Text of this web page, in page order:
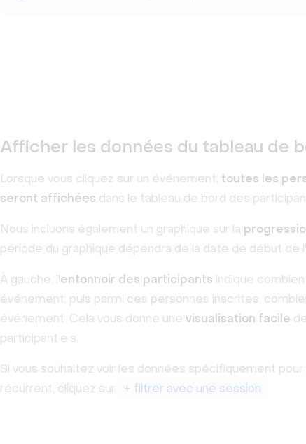
Afficher les données du tableau de
Lorsque vous cliquez sur un événement, toutes les
seront affichées dans le tableau de bord des
Nous incluons également un graphique sur la
période du graphique dépendra de la date de début de
À gauche, l'entonnoir des participants indique
événement, puis parmi ces personnes inscrites,
événement. Cela vous donne une visualisation facile
participant·e·s.
Si vous souhaitez voir les données spécifiquement
récurrent, cliquez sur
+ filtrer avec une session .